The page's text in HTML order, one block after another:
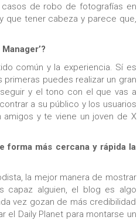
de robo de fotografías en
que tener cabeza y parece que,
común y la experiencia. Sí es
puedes realizar un gran
y el tono con el que vas a
a su público y los usuarios
y te viene un joven de X
forma más cercana y rápida la
la mejor manera de mostrar
capaz alguien, el blog es algo
vez gozan de más credibilidad
el Daily Planet para montarse un